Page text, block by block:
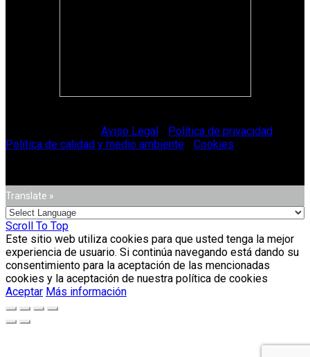
Aviso Legal Política de privacidad
Política de calidad y medio ambiente
Cookies
Translate »
Scroll To Top
Este sitio web utiliza cookies para que usted tenga la mejor
experiencia de usuario. Si continúa navegando está dando su
consentimiento para la aceptación de las mencionadas
cookies y la aceptación de nuestra política de cookies
Aceptar Más información